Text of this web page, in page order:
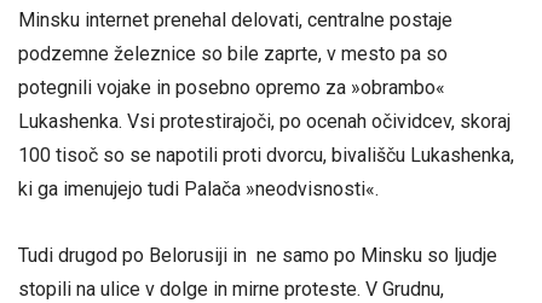
Minsku internet prenehal delovati, centralne postaje
podzemne železnice so bile zaprte, v mesto pa so
potegnili vojake in posebno opremo za »obrambo«
Lukashenka. Vsi protestirajoči, po ocenah očividcev, skoraj
100 tisoč so se napotili proti dvorcu, bivališču Lukashenka,
ki ga imenujejo tudi Palača »neodvisnosti«.
Tudi drugod po Belorusiji in ne samo po Minsku so ljudje
stopili na ulice v dolge in mirne proteste. V Grudnu,